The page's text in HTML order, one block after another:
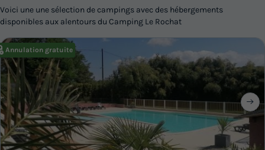
Voici une une sélection de campings avec des hébergements
disponibles aux alentours du Camping Le Rochat
Annulation gratuite